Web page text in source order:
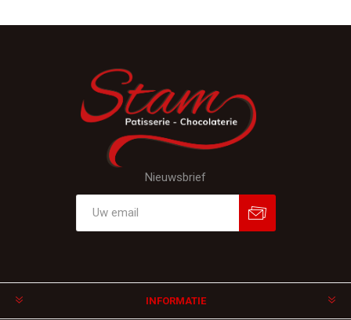
Nieuwsbrief
INFORMATIE